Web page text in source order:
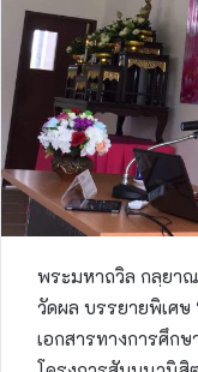
พระมหาถวิล กลฺยา
วัดผล บรรยายพิเศษ
เอกสารทางการศึก